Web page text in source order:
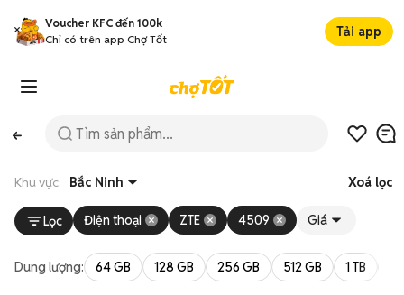
Voucher KFC đến 100k
Chỉ có trên app Chợ Tốt
Tải app
Khu vực: Bắc Ninh Xoá lọc
Lọc Điện thoại ZTE 4509 Giá
Dung lượng: 64 GB 128 GB 256 GB 512 GB 1 TB